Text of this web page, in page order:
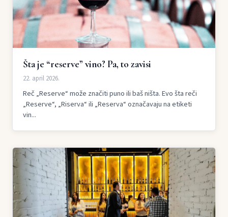
Šta je “reserve” vino? Pa, to zavisi
22. april 2026.
Reč „Reserve“ može značiti puno ili baš ništa. Evo šta reči
„Reserve“, „Riserva“ ili „Reserva“ označavaju na etiketi
vin...